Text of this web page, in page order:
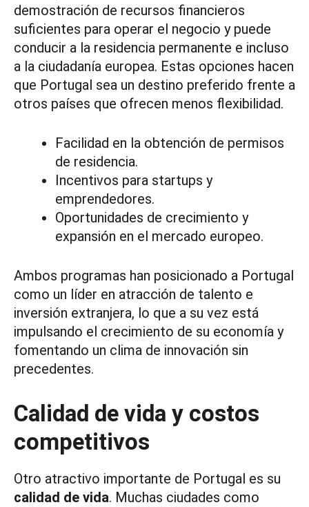
demostración de recursos financieros
suficientes para operar el negocio y puede
conducir a la residencia permanente e incluso
a la ciudadanía europea. Estas opciones hacen
que Portugal sea un destino preferido frente a
otros países que ofrecen menos flexibilidad.
Facilidad en la obtención de permisos
de residencia.
Incentivos para startups y
emprendedores.
Oportunidades de crecimiento y
expansión en el mercado europeo.
Ambos programas han posicionado a Portugal
como un líder en atracción de talento e
inversión extranjera, lo que a su vez está
impulsando el crecimiento de su economía y
fomentando un clima de innovación sin
precedentes.
Calidad de vida y costos
competitivos
Otro atractivo importante de Portugal es su
calidad de vida. Muchas ciudades como